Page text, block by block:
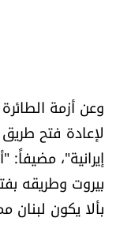
وعن أزمة الطائرة
لإعادة فتح
إيرانية"،
بيروت وطريقه
بألا يكون لبنان